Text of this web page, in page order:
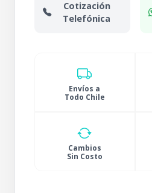
Cotización
Telefónica
Envíos a
Todo Chile
Cambios
Sin Costo